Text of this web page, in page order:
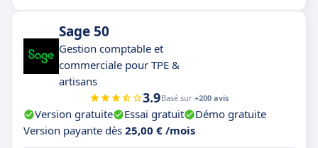
Sage 50
Gestion comptable et
commerciale pour TPE &
artisans
3.9Basé sur +200 avis
Version gratuite Essai gratuit
Démo gratuite
Version payante dès 25,00 € /mois